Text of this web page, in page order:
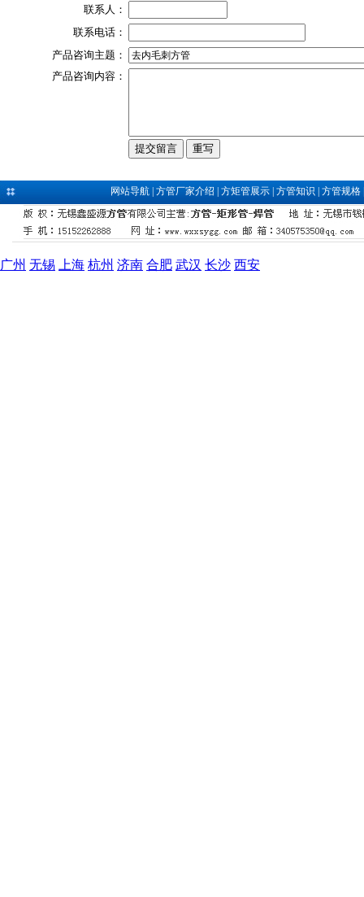
联系人：
联系电话：
产品咨询主题：
产品咨询内容：
网站导航| 方管厂家介绍 方矩管展示| 方管知识 方管规格
广州 无锡 上海 杭州 济南 合肥 武汉 长沙 西安